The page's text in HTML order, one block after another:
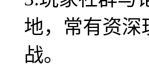
地，常有资深
战。